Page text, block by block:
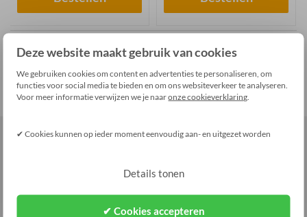
Deze website maakt gebruik van cookies
We gebruiken cookies om content en advertenties te personaliseren, om
functies voor social media te bieden en om ons websiteverkeer te analyseren.
Voor meer informatie verwijzen we je naaronze cookieverklaring
✔ Cookies kunnen op ieder moment eenvoudig aan- en uitgezet worden
Details tonen
✔ Cookies accepteren
Aanmelden Nieuwsbrief